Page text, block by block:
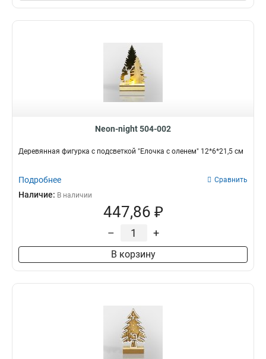
Neon-night 504-002
Деревянная фигурка с подсветкой "Елочка с оленем" 12*6*21,5 см
Подробнее Сравнить
Наличие: В наличии
447,86 ₽
– +
В корзину